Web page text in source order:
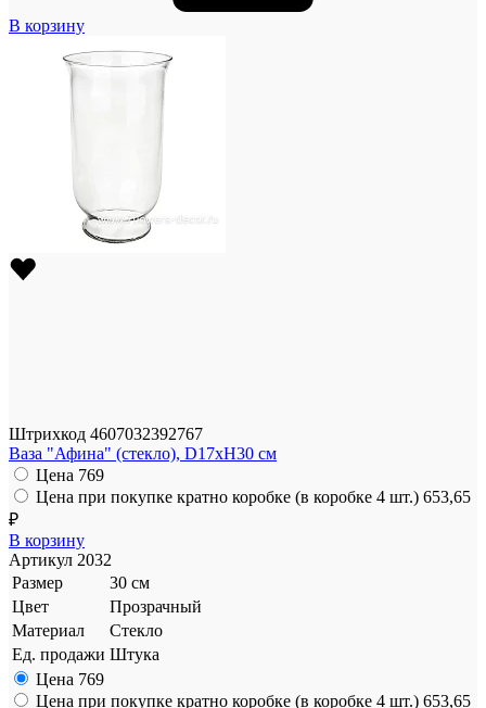
В корзину
Штрихкод 4607032392767
Ваза "Афина" (стекло), D17xH30 см
Цена 769
Цена при покупке кратно коробке (в коробке 4 шт.) 653,65
₽
В корзину
Артикул 2032
Размер
30 см
Цвет
Прозрачный
Материал
Стекло
Ед. продажи Штука
Цена 769
Цена при покупке кратно коробке (в коробке 4 шт.) 653,65